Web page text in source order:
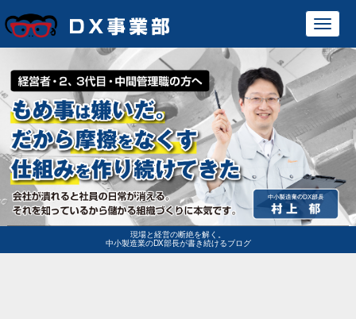
現場と経営の断絶を解く。
中小製造業のDX部長が書き続けるブログ